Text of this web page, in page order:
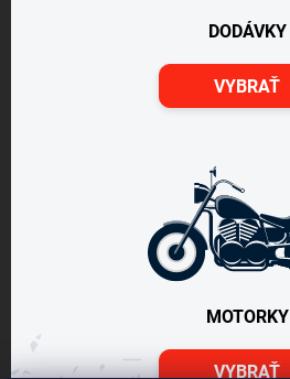
DODÁVKY
VYBRAŤ
MOTORKY
VYBRAŤ